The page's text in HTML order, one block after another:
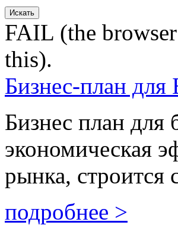
FAIL (the
this).
Бизнес-план для
Бизнес план для
экономическая
рынка, строится
подробнее >